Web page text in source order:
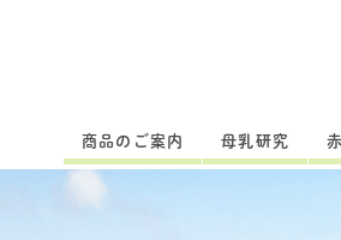
商品のご案内 母乳研究